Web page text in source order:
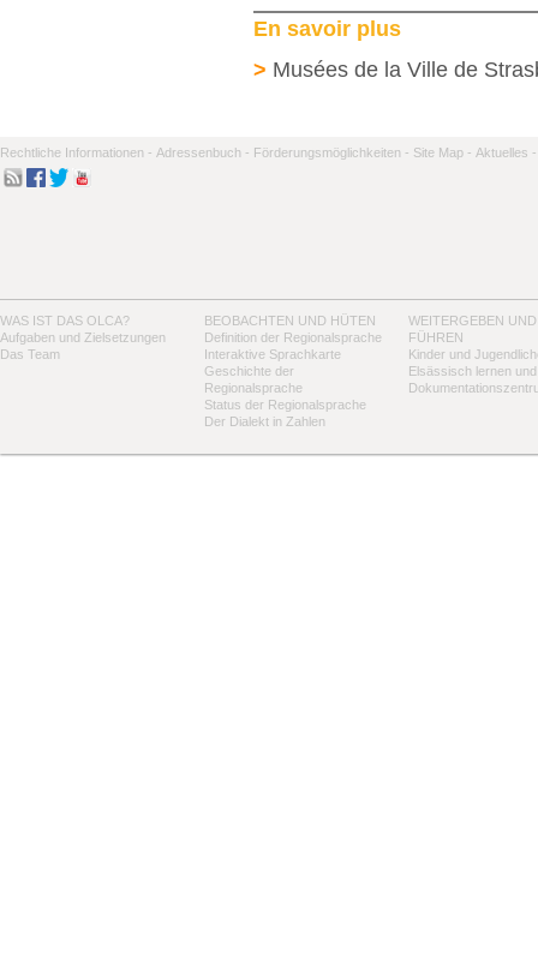
En savoir plus
> Musées de la Ville de
Rechtliche Informationen - Adressenbuch - Förderungsmöglichkeiten - Site Map - Aktuelles -
WAS IST DAS OLCA?
Aufgaben und Zielsetzungen
Das Team
BEOBACHTEN UND HÜTEN
Definition der Regionalsprache
Interaktive Sprachkarte
Geschichte der
Regionalsprache
Status der Regionalsprache
Der Dialekt in Zahlen
WEITERGEBEN UND
FÜHREN
Kinder und
Elsässisch lernen